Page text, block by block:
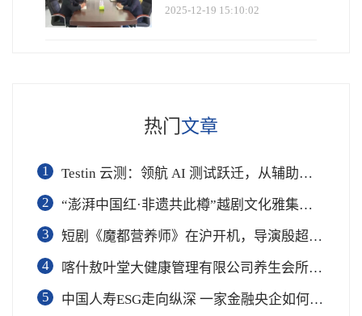
2025-12-19 15:10:02
热门 文章
1
Testin 云测：领航 AI 测试跃迁，从辅助工具到软件工程基础设施
2
“澎湃中国红·非遗共此樽”越剧文化雅集在杭举行
3
短剧《魔都营养师》在沪开机，导演殷超携手礼仪专家周思敏聚焦国民健康
4
喀什敖叶堂大健康管理有限公司养生会所盛大开业
5
中国人寿ESG走向纵深 一家金融央企如何连接国家战略与民生需求